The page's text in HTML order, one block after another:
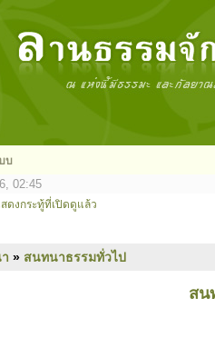
บ
02:45
ดงกระทู้ที่เปิดดูแล้ว
» สนทนาธรรมทั่วไป
สน